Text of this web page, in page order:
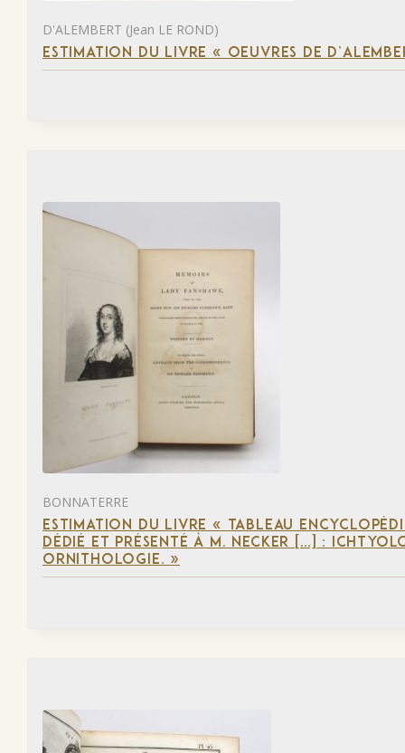
D'ALEMBERT (Jean LE ROND)
ESTIMATION DU LIVRE « OEUVRES DE
BONNATERRE
ESTIMATION DU LIVRE « TABLEAU
DÉDIÉ ET PRÉSENTÉ À M. NECKER […] :
ORNITHOLOGIE. »